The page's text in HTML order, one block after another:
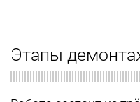
Этапы